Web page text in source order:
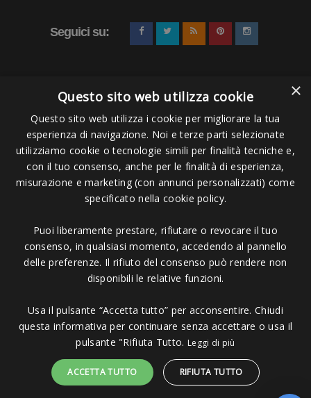
Seguici su:
Pagamenti Accettati
Copyright © 2006 - 2023 -
Massa MS - Tel 0585026137 - P.IVA 01151030457 - REA MS 117168
×
Questo sito web utilizza cookie
Questo sito web utilizza i cookie per migliorare la tua
esperienza di navigazione. Noi e terze parti selezionate
utilizziamo cookie o tecnologie simili per finalità tecniche e,
con il tuo consenso, anche per le finalità di esperienza,
misurazione e marketing (con annunci personalizzati) come
specificato nella cookie policy.
Puoi liberamente prestare, rifiutare o revocare il tuo
consenso, in qualsiasi momento, accedendo al pannello
delle preferenze. Il rifiuto del consenso può rendere non
disponibili le relative funzioni.
Usa il pulsante “Accetta tutto” per acconsentire. Chiudi
questa informativa per continuare senza accettare o usa il
pulsante "Rifiuta Tutto. Leggi di più
ACCETTA TUTTO RIFIUTA TUTTO